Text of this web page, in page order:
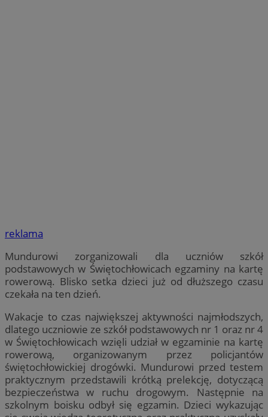
reklama
Mundurowi zorganizowali dla uczniów szkół
podstawowych w Świętochłowicach egzaminy na kartę
rowerową. Blisko setka dzieci już od dłuższego czasu
czekała na ten dzień.
Wakacje to czas największej aktywności najmłodszych,
dlatego uczniowie ze szkół podstawowych nr 1 oraz nr 4
w Świętochłowicach wzięli udział w egzaminie na kartę
rowerową, organizowanym przez policjantów
świętochłowickiej drogówki. Mundurowi przed testem
praktycznym przedstawili krótką prelekcję, dotyczącą
bezpieczeństwa w ruchu drogowym. Następnie na
szkolnym boisku odbył się egzamin. Dzieci wykazując